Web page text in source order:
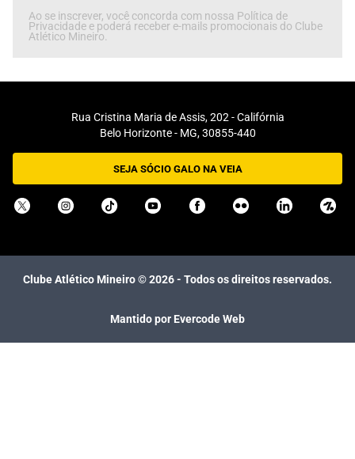
Ao se inscrever, você concorda com nossa Política de
Privacidade e poderá receber e-mails promocionais do Clube
Atlético Mineiro.
Rua Cristina Maria de Assis, 202 - Califórnia
Belo Horizonte - MG, 30855-440
SEJA SÓCIO GALO NA VEIA
Clube Atlético Mineiro ©2026- Todos os direitos reservados.
Mantido por Evercode Web